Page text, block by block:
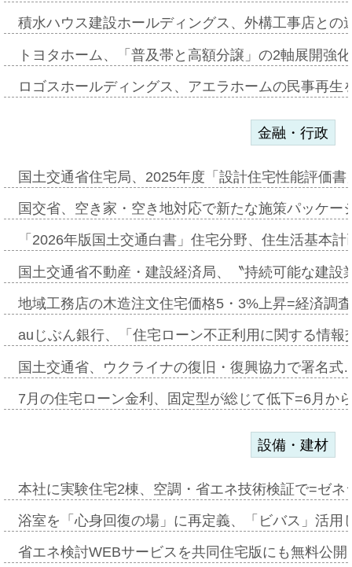
積水ハウス建設ホールディングス、外構工事店と
トヨタホーム、「普及帯と高額分譲」の2軸展開強
ロゴスホールディングス、アエラホームの民事再
金融・行政
国土交通省住宅局、2025年度「設計住宅性能評価
国交省、空き家・空き地対応で新たな施策パッケ
「2026年版国土交通白書」住宅分野、住生活基本
国土交通省不動産・建設経済局、〝持続可能な建
地域工務店の木造注文住宅価格5・3%上昇=経済調
auじぶん銀行、「住宅ローン不正利用に関する情
国土交通省、ウクライナの復旧・復興協力で署名
7月の住宅ローン金利、固定型が総じて低下=6月か
設備・建材
本社に実験住宅2棟、空調・省エネ技術検証で=ゼ
浴室を「心身回復の場」に再定義、「ビバス」活
省エネ検討WEBサービスを共同住宅版にも無料公